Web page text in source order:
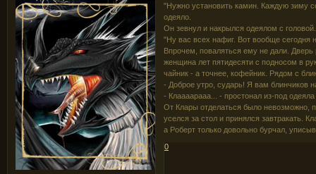
"Нужно установить камин. Каждую зиму
одеяло.
Он зевнул и накрылся одеялом с головой.
"Ну вас всех нафиг. Вот вообще сегодня
Впрочем, поваляться ему не дали. Дверь
женщина лет пятидесяти с подносом в
чайник - а точнее, кофейник. Рядом с
- Доброе утро, сударь! Я вам блинчиков
- Клаааарааа... - простонал из-под одеяла
От Клары отделаться было невозможно,
уселся за стол и принялся завтракать.
а Роберт только довольно бурчал,
0